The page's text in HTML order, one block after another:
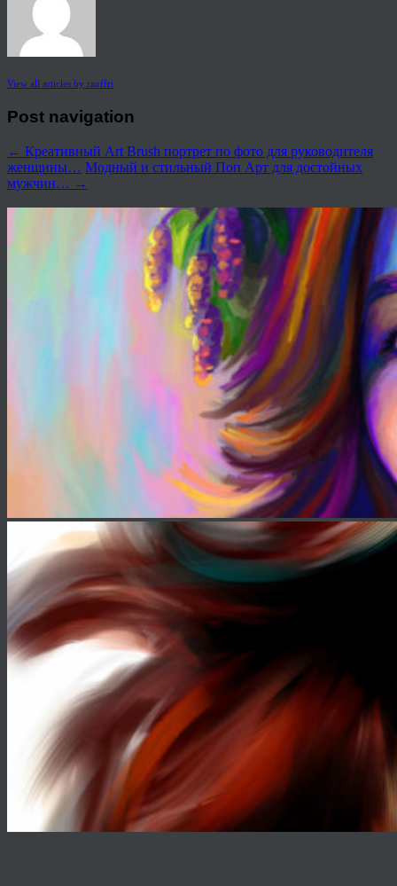
View all articles by rauffri
Post navigation
← Креативный Art Brush портрет по фото для руководителя
женщины… Модный и стильный Поп Арт для достойных
мужчин… →